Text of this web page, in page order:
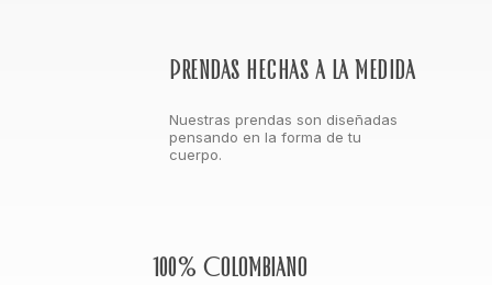
Prendas hechas a la medida
Nuestras prendas son diseñadas
pensando en la forma de tu
cuerpo.
100% Colombiano